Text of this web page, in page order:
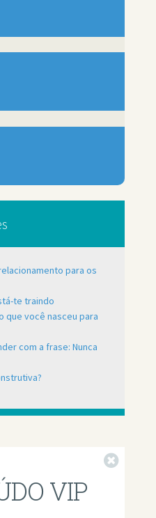
para os
te traindo
que você nasceu para
com a frase: Nunca
VIP